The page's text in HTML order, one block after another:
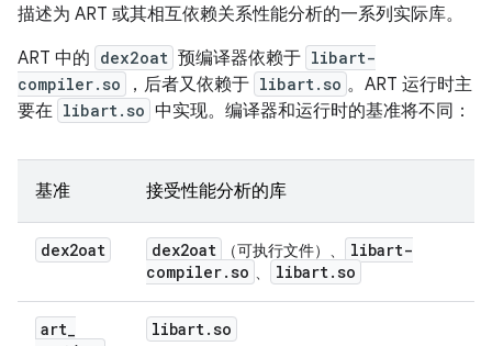
描述为 ART 或其相互依赖关系性能分析的一系列实际库。
ART 中的 dex2oat 预编译器依赖于 libart-
compiler.so
，后者又依赖于 libart.so 。ART 运行时主
要在 libart.so 中实现。编译器和运行时的基准将不同：
基准 接受性能分析的库
dex2oat dex2oat （可执行文件）、
libart-
compiler.so 、 libart.so
art_
libart.so